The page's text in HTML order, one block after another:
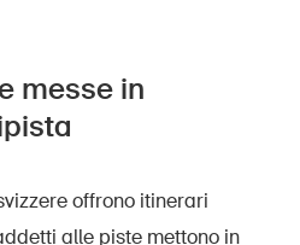
messe in
offrono itinerari
alle piste mettono in